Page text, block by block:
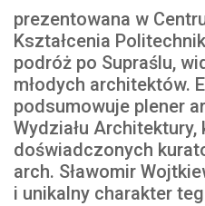
prezentowana w
Kształcenia
podróż po Supraślu,
młodych architektów.
podsumowuje plener
Wydziału
doświadczonych
arch. Sławomir
i unikalny charakter